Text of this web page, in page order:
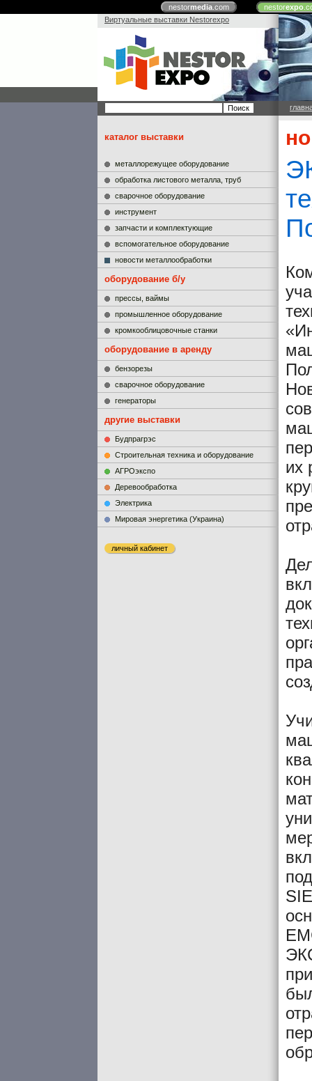
nestormedia.com nestorexpo
Виртуальные выставки Nestorexpo
каталог выставки
металлорежущее оборудование
обработка листового металла, труб
сварочное оборудование
инструмент
запчасти и комплектующие
вспомогательное оборудование
новости металлообработки
оборудование б/у
прессы, ваймы
промышленное оборудование
кромкооблицовочные станки
оборудование в аренду
бензорезы
сварочное оборудование
генераторы
другие выставки
Будпрагрэс
Строительная техника и оборудование
АГРОэкспо
Деревообработка
Электрика
Мировая энергетика (Украина)
личный кабинет
их